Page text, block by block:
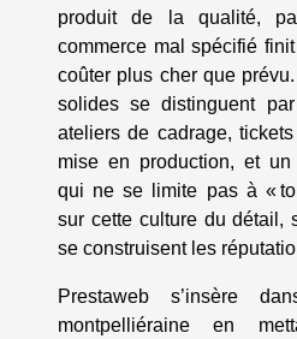
produit de la qualité,
commerce mal spécifié
coûter plus cher que
solides se distinguent
ateliers de cadrage,
mise en production, et un
qui ne se limite pas à «
sur cette culture du détail,
se construisent les
Prestaweb s’insère
montpelliéraine en